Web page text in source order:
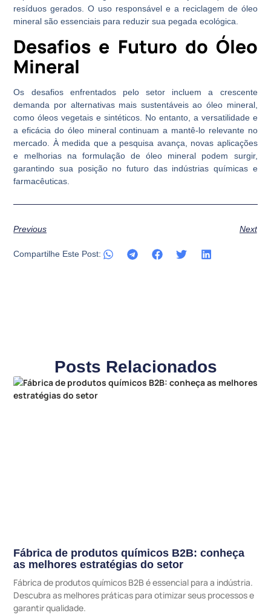
resíduos gerados. O uso responsável e a reciclagem de óleo
mineral são essenciais para reduzir sua pegada ecológica.
Desafios e Futuro do Óleo
Mineral
Os desafios enfrentados pelo setor incluem a crescente
demanda por alternativas mais sustentáveis ao óleo mineral,
como óleos vegetais e sintéticos. No entanto, a versatilidade e
a eficácia do óleo mineral continuam a mantê-lo relevante no
mercado. À medida que a pesquisa avança, novas aplicações
e melhorias na formulação de óleo mineral podem surgir,
garantindo sua posição no futuro das indústrias químicas e
farmacêuticas.
Previous Next
Compartilhe Este Post:
Posts Relacionados
Fábrica de produtos químicos B2B: conheça
as melhores estratégias do setor
Fábrica de produtos químicos B2B é essencial para a indústria.
Descubra as melhores práticas para otimizar seus processos e
garantir qualidade.